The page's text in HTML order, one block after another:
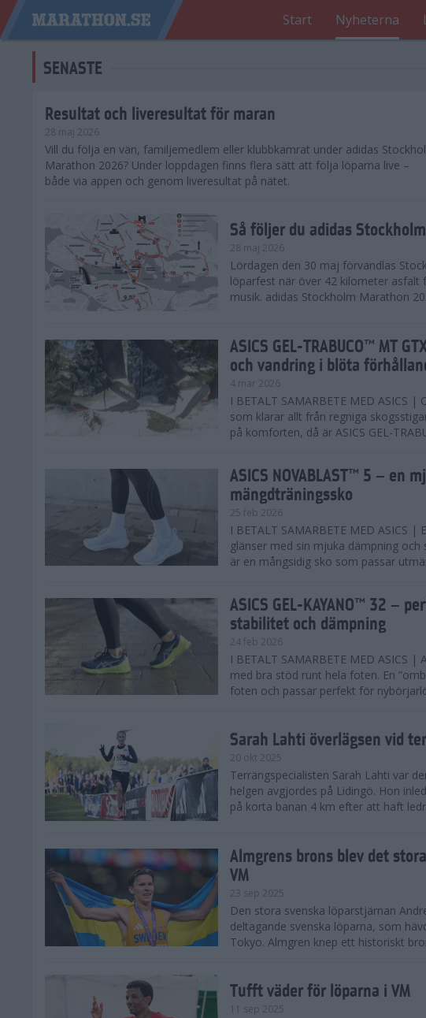
Start Nyheterna
SENASTE
Resultat och liveresultat för maran
28 maj 2026
​Vill du följa en vän, familjemedlem eller klubbkamrat under adidas
Marathon 2026? Under loppdagen finns flera sätt att följa löparna live –
både via appen och genom liveresultat på nätet.
Så följer du adidas
28 maj 2026
Lördagen den 30 maj förvandlas
löparfest när över 42 kilometer asfalt
musik. adidas Stockholm Marathon
ASICS GEL-TRABUCO™ MT
och vandring i blöta
4 mar 2026
I BETALT SAMARBETE MED ASICS
som klarar allt från regniga
på komforten, då är ASICS GEL-
ASICS NOVABLAST™ 5 – en
mängdträningssko
25 feb 2026
I BETALT SAMARBETE MED ASICS
glänser med sin mjuka dämpning och
är en mångsidig sko som passar
ASICS GEL-KAYANO™ 32 –
stabilitet och dämpning
24 feb 2026
I BETALT SAMARBETE MED ASICS |
med bra stöd runt hela foten. En
foten och passar perfekt för
Sarah Lahti överlägsen vid
20 okt 2025
Terrängspecialisten Sarah Lahti var
helgen avgjordes på Lidingö. Hon
på korta banan 4 km efter att haft
Almgrens brons blev det
VM
23 sep 2025
Den stora svenska löparstjärnan
deltagande svenska löparna, som
Tokyo. Almgren knep ett historiskt
Tufft väder för löparna i VM
11 sep 2025